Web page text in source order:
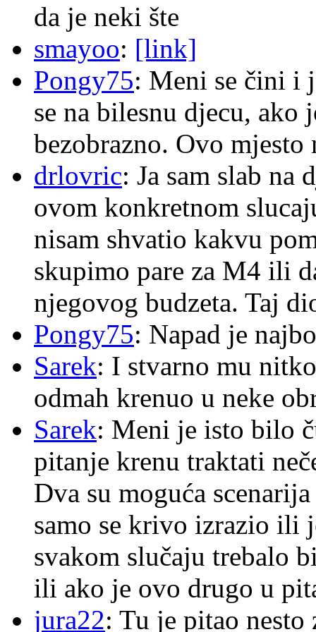
da je neki šte
smayoo: [link]
Pongy75: Meni se čini i
se na bilesnu djecu, ako
bezobrazno. Ovo
drlovric: Ja sam slab na
ovom konkretnom
nisam shvatio kakvu
skupimo pare za M4 ili
njegovog budzeta. Taj
Pongy75: Napad je
Sarek: I stvarno mu
odmah krenuo u neke
Sarek: Meni je isto bilo
pitanje krenu traktati
Dva su moguća
samo se krivo izrazio ili
svakom slučaju trebalo
ili ako je ovo drugo u
jura22: Tu je pitao